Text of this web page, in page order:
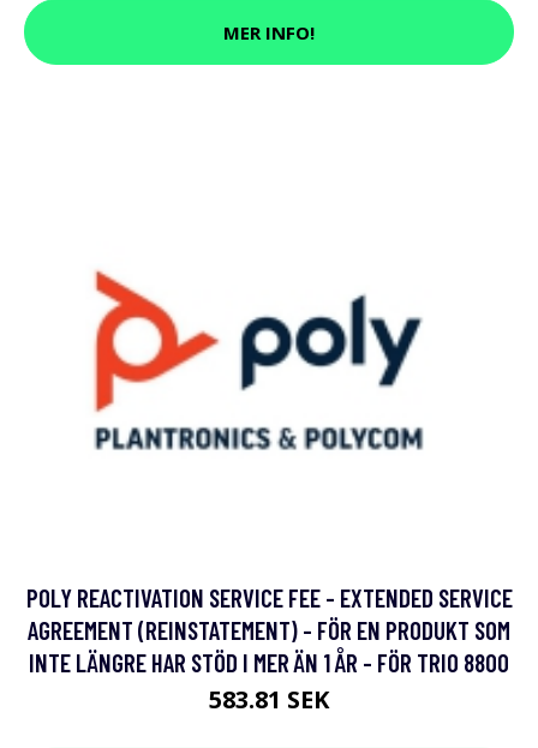
MER INFO!
POLY REACTIVATION SERVICE FEE - EXTENDED SERVICE
AGREEMENT (REINSTATEMENT) - FÖR EN PRODUKT SOM
INTE LÄNGRE HAR STÖD I MER ÄN 1 ÅR - FÖR TRIO 8800
583.81 SEK